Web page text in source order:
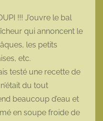
!!! J’ouvre le bal
qui annoncent le
les petits
etc.
testé une recette de
du tout
beaucoup d’eau et
en soupe froide de